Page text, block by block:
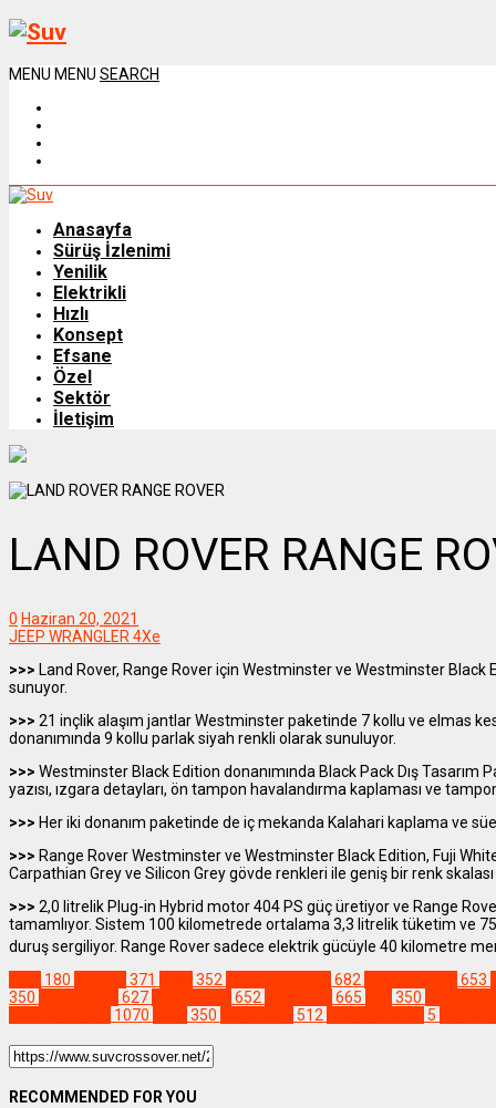
MENU MENU SEARCH
Anasayfa
Sürüş İzlenimi
Yenilik
Elektrikli
Hızlı
Konsept
Efsane
Özel
Sektör
İletişim
LAND ROVER RANGE
0 Haziran 20, 2021
JEEP WRANGLER 4Xe
>>> Land Rover, Range Rover için Westminster ve Westminster
sunuyor.
>>> 21 inçlik alaşım jantlar Westminster paketinde 7 kollu ve elmas
donanımında 9 kollu parlak siyah renkli olarak sunuluyor.
>>> Westminster Black Edition donanımında Black Pack Dış Tasarım
yazısı, ızgara detayları, ön tampon havalandırma kaplaması ve
>>> Her iki donanım paketinde de iç mekanda Kalahari kaplama ve
>>> Range Rover Westminster ve Westminster Black Edition, Fuji
Carpathian Grey ve Silicon Grey gövde renkleri ile geniş bir renk
>>> 2,0 litrelik Plug-in Hybrid motor 404 PS güç üretiyor ve Range
tamamlıyor. Sistem 100 kilometrede ortalama 3,3 litrelik tüketim ve 75
duruş sergiliyor. Range Rover sadece elektrik gücüyle 40 kilometre
180 371 352 682 653
350
627 652 665 350
1070 350 512 5
RECOMMENDED FOR YOU